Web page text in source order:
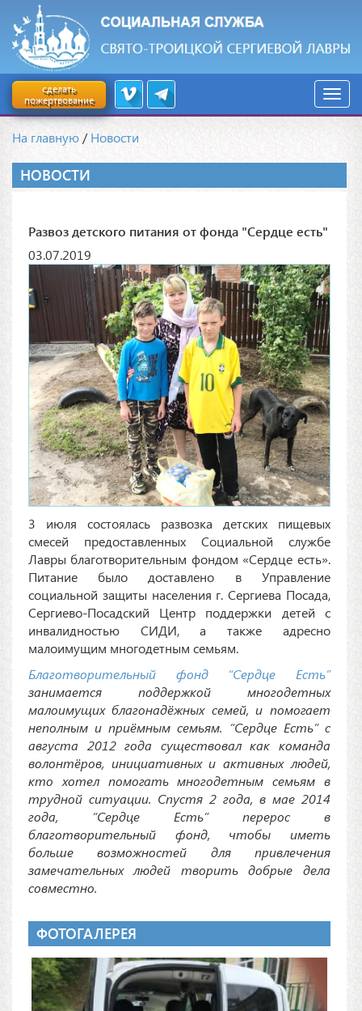
сделать
пожертвование
На главную /Новости
НОВОСТИ
Развоз детского питания от фонда "Сердце есть"
03.07.2019
3 июля состоялась развозка детских пищевых
смесей предоставленных Социальной службе
Лавры благотворительным фондом «Сердце есть».
Питание было доставлено в Управление
социальной защиты населения г. Сергиева Посада,
Сергиево-Посадский Центр поддержки детей с
инвалидностью СИДИ, а также адресно
малоимущим многодетным семьям.
Благотворительный фонд “Сердце Есть”
занимается поддержкой многодетных
малоимущих благонадёжных семей, и помогает
неполным и приёмным семьям. “Сердце Есть” с
августа 2012 года существовал как команда
волонтёров, инициативных и активных людей,
кто хотел помогать многодетным семьям в
трудной ситуации. Спустя 2 года, в мае 2014
года, “Сердце Есть” перерос в
благотворительный фонд, чтобы иметь
больше возможностей для привлечения
замечательных людей творить добрые дела
совместно.
ФОТОГАЛЕРЕЯ